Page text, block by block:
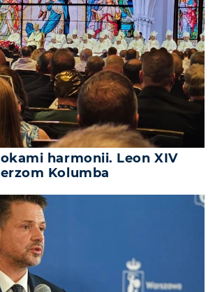
harmonii. Leon XIV
Kolumba